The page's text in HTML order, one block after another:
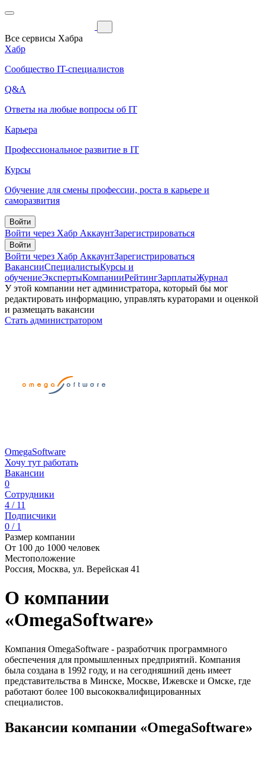
Все сервисы Хабра
Хабр
Сообщество IT-специалистов
Q&A
Ответы на любые вопросы об IT
Карьера
Профессиональное развитие в IT
Курсы
Обучение для смены профессии, роста в карьере и
саморазвития
Войти
Войти через Хабр АккаунтЗарегистрироваться
Войти
Войти через Хабр АккаунтЗарегистрироваться
ВакансииСпециалистыКурсы и
обучениеЭкспертыКомпанииРейтингЗарплатыЖурнал
У этой компании нет администратора, который бы мог
редактировать информацию, управлять кураторами и оценкой
и размещать вакансии
Стать администратором
OmegaSoftware
Хочу тут работать
Вакансии
0
Сотрудники
4 / 11
Подписчики
0 / 1
Размер компании
От 100 до 1000 человек
Местоположение
Россия, Москва, ул. Верейская 41
О компании
«OmegaSoftware»
Компания OmegaSoftware - разработчик программного
обеспечения для промышленных предприятий. Компания
была создана в 1992 году, и на сегодняшний день имеет
представительства в Минске, Москве, Ижевске и Омске, где
работают более 100 высококвалифицированных
специалистов.
Вакансии компании «OmegaSoftware»